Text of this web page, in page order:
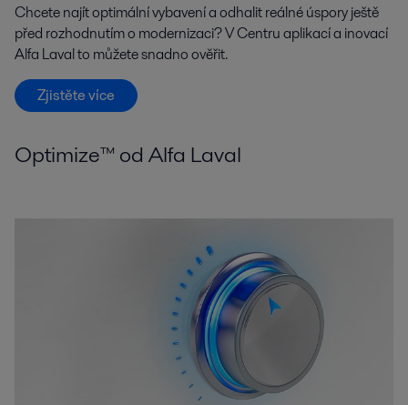
Chcete najít optimální vybavení a odhalit reálné úspory ještě
před rozhodnutím o modernizaci? V Centru aplikací a inovací
Alfa Laval to můžete snadno ověřit.
Zjistěte více
Optimize™ od Alfa Laval